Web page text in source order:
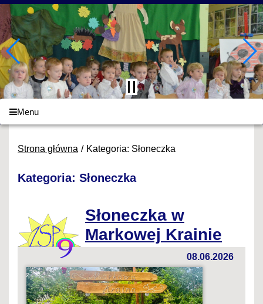
Menu
Strona główna Kategoria: Słoneczka
Kategoria: Słoneczka
Słoneczka w
Markowej Krainie
08.06.2026